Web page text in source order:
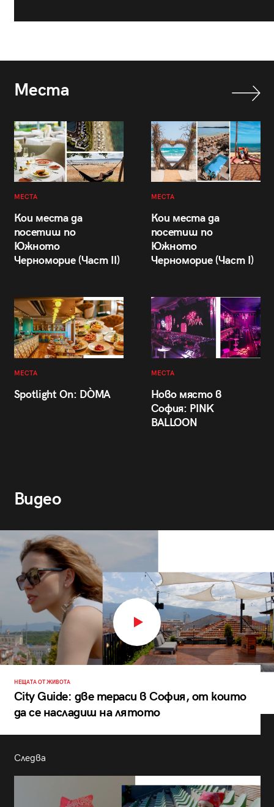
Места
МЕСТА
Кои места да
посетиш по
Южното
Черноморие (Част II)
МЕСТА
Кои места да
посетиш по
Южното
Черноморие (Част I)
МЕСТА
Spotlight On: DÒMA
МЕСТА
Ново място в
София: PINK
BALLOON
Видео
НЕЩАТА ОТ ЖИВОТА
City Guide: две тераси в София, от които
да се насладиш на лятото
Следва